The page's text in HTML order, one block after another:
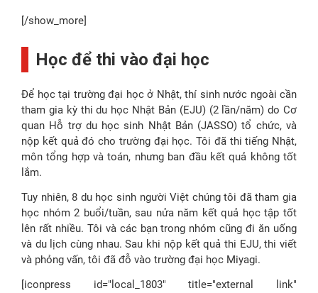
[/show_more]
Học để thi vào đại học
Để học tại trường đại học ở Nhật, thí sinh nước ngoài cần
tham gia kỳ thi du học Nhật Bản (EJU) (2 lần/năm) do Cơ
quan Hỗ trợ du học sinh Nhật Bản (JASSO) tổ chức, và
nộp kết quả đó cho trường đại học. Tôi đã thi tiếng Nhật,
môn tổng hợp và toán, nhưng ban đầu kết quả không tốt
lắm.
Tuy nhiên, 8 du học sinh người Việt chúng tôi đã tham gia
học nhóm 2 buổi/tuần, sau nửa năm kết quả học tập tốt
lên rất nhiều. Tôi và các bạn trong nhóm cũng đi ăn uống
và du lịch cùng nhau. Sau khi nộp kết quả thi EJU, thi viết
và phỏng vấn, tôi đã đỗ vào trường đại học Miyagi.
[iconpress id="local_1803" title="external link"